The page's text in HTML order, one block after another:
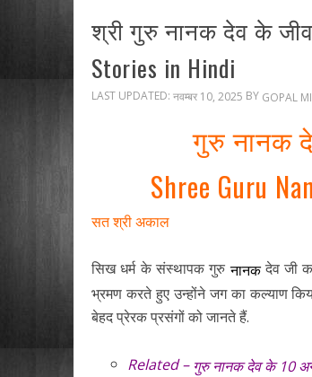
श्री गुरु नानक देव के
Stories in Hindi
LAST UPDATED: नवम्बर 10, 2025 BY GOPAL
गुरु नानक
Shree Guru
सत श्री अकाल
सिख धर्म के संस्थापक गुरुनानकदेव जी
भ्रमण करते हुए उन्होंने जग का कल्याण
बेहद प्रेरक प्रसंगों को जानते हैं.
Related –गुरु नानक देव के 10